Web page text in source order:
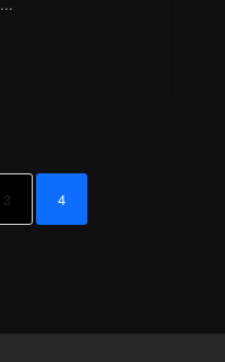
...
3 4